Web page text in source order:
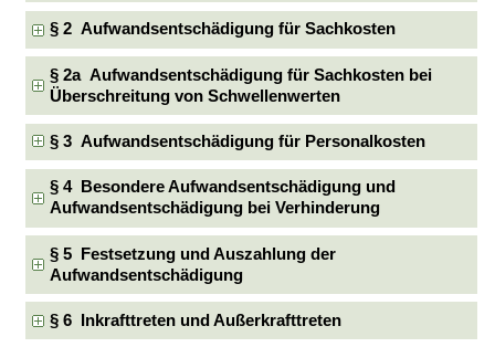
§ 2 Aufwandsentschädigung für Sachkosten
§ 2a Aufwandsentschädigung für Sachkosten bei
Überschreitung von Schwellenwerten
§ 3 Aufwandsentschädigung für Personalkosten
§ 4 Besondere Aufwandsentschädigung und
Aufwandsentschädigung bei Verhinderung
§ 5 Festsetzung und Auszahlung der
Aufwandsentschädigung
§ 6 Inkrafttreten und Außerkrafttreten